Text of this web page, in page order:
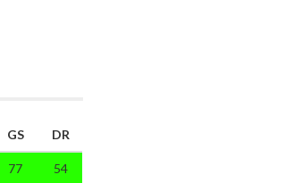
GS DR
77 54